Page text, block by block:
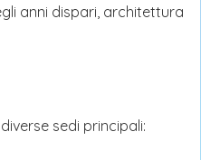
anni dispari, architettura
sedi principali: